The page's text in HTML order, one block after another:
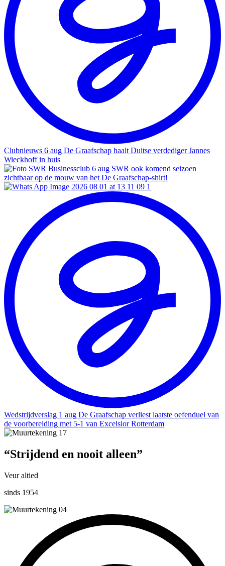
Clubnieuws 6 aug De Graafschap haalt Duitse verdediger Jannes
Wieckhoff in huis
Businessclub 6 aug SWR ook komend seizoen
zichtbaar op de mouw van het De Graafschap-shirt!
Wedstrijdverslag 1 aug De Graafschap verliest laatste oefenduel van
de voorbereiding met 5-1 van Excelsior Rotterdam
“Strijdend en nooit alleen”
Veur altied
sinds 1954